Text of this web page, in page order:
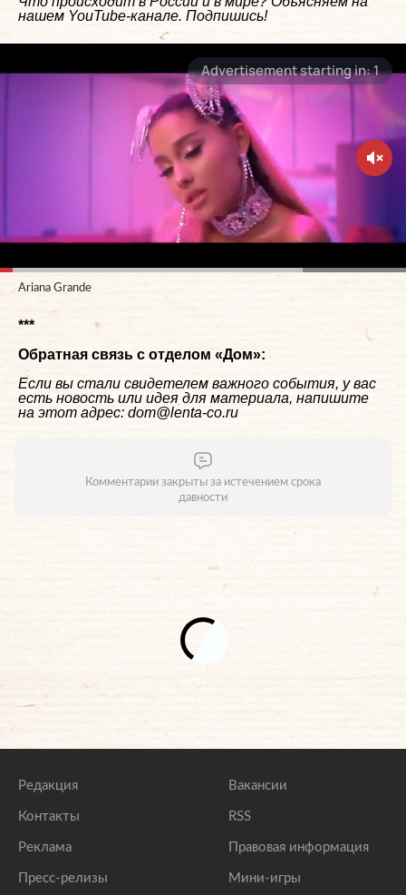
нашем YouTube-канале. Подпишись!
Ariana Grande
***
Обратная связь с отделом «Дом»:
Если вы стали свидетелем важного события, у вас
есть новость или идея для материала, напишите
на этот адрес: dom@lenta-co.ru
Комментарии закрыты за истечением срока
давности
Редакция
Контакты
Реклама
Пресс-релизы
Вакансии
RSS
Правовая информация
Мини-игры